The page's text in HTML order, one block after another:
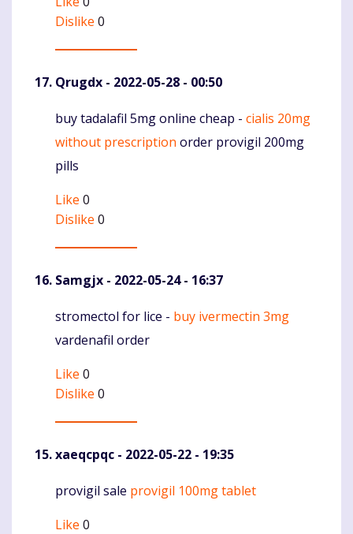
Dislike 0
Qrugdx - 2022-05-28 - 00:50
Komentaras
buy tadalafil 5mg online cheap - cialis 20mg
without prescription order provigil 200mg
pills
Like 0
Dislike 0
Samgjx - 2022-05-24 - 16:37
Komentaras
stromectol for lice - buy ivermectin 3mg
vardenafil order
Like 0
Dislike 0
xaeqcpqc - 2022-05-22 - 19:35
Komentaras
provigil sale provigil 100mg tablet
Like 0